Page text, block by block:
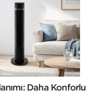
Daha Konforlu